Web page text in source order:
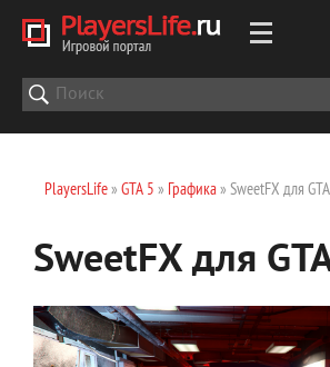
PlayersLife» GTA 5 » Графика» SweetFX для
SweetFX для